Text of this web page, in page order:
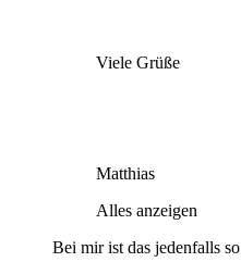
Viele Grüße
Matthias
Alles anzeigen
Bei mir ist das jedenfalls so